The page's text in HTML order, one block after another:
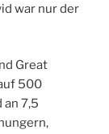
war nur der
Great
500
7,5